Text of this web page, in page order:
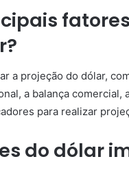
a projeção do dólar,
a balança comercial,
para realizar
do dólar